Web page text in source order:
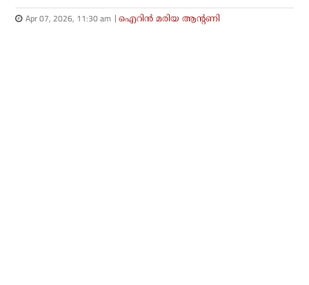
Apr 07, 2026, 11:30 am ഐറിന്‍ മരിയ ആന്റണി